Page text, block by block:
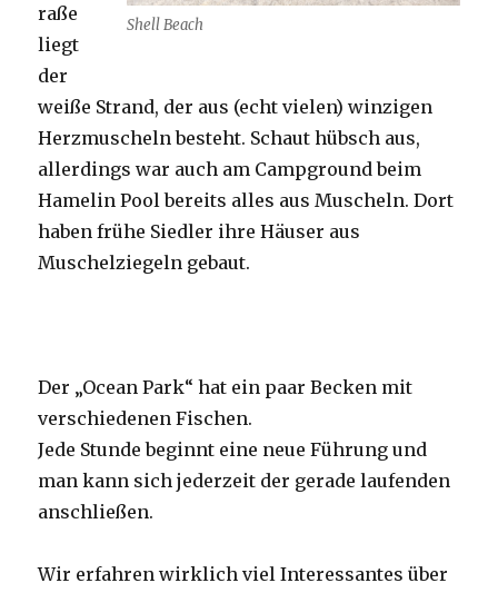
Shell Beach
raße
liegt
der
weiße Strand, der aus (echt vielen) winzigen
Herzmuscheln besteht. Schaut hübsch aus,
allerdings war auch am Campground beim
Hamelin Pool bereits alles aus Muscheln. Dort
haben frühe Siedler ihre Häuser aus
Muschelziegeln gebaut.
Der „Ocean Park“ hat ein paar Becken mit
verschiedenen Fischen.
Jede Stunde beginnt eine neue Führung und
man kann sich jederzeit der gerade laufenden
anschließen.
Wir erfahren wirklich viel Interessantes über